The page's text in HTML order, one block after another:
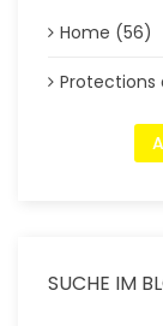
Home (56)
Protections
SUCHE IM